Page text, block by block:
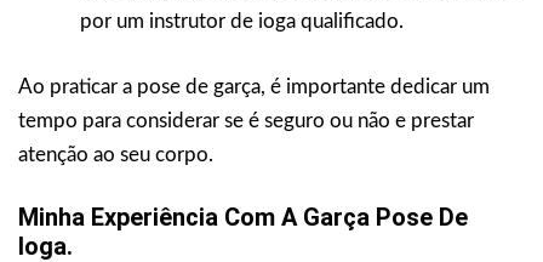
por um instrutor de ioga qualificado.
Ao praticar a pose de garça, é importante dedicar um
tempo para considerar se é seguro ou não e prestar
atenção ao seu corpo.
Minha Experiência Com A Garça Pose De
Ioga.